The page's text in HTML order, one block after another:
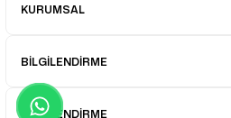
KURUMSAL
BİLGİLENDİRME
BİLGİLENDİRME